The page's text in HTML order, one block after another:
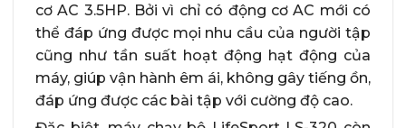
cơ AC 3.5HP. Bởi vì chỉ có động cơ AC mới có
thể đáp ứng được mọi nhu cầu của người tập
cũng như tần suất hoạt động hạt động của
máy, giúp vận hành êm ái, không gây tiếng ồn,
đáp ứng được các bài tập với cường độ cao.